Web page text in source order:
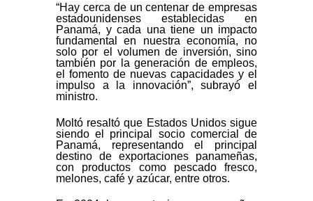
“Hay cerca de un centenar de empresas
estadounidenses establecidas en
Panamá, y cada una tiene un impacto
fundamental en nuestra economía, no
solo por el volumen de inversión, sino
también por la generación de empleos,
el fomento de nuevas capacidades y el
impulso a la innovación”, subrayó el
ministro.
Moltó resaltó que Estados Unidos sigue
siendo el principal socio comercial de
Panamá, representando el principal
destino de exportaciones panameñas,
con productos como pescado fresco,
melones, café y azúcar, entre otros.